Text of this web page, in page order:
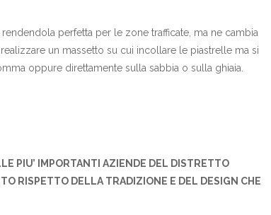
perfetta per le zone trafficate, ma ne cambia
un massetto su cui incollare le piastrelle ma si
oppure direttamente sulla sabbia o sulla ghiaia.
PIU’ IMPORTANTI AZIENDE DEL DISTRETTO
RISPETTO DELLA TRADIZIONE E DEL DESIGN CHE